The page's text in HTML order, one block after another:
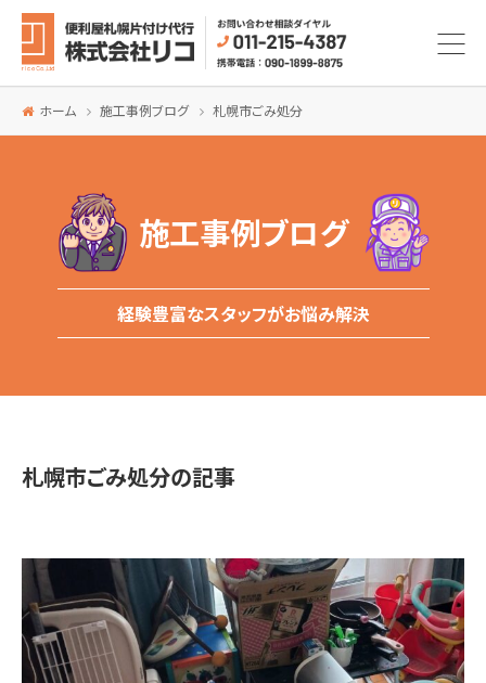
ホーム 施工事例ブログ 札幌市ごみ処分
施工事例ブログ
経験豊富なスタッフがお悩み解決
札幌市ごみ処分の記事